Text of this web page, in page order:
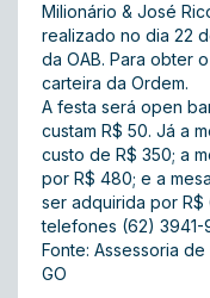
Milionário & José
realizado no dia 22
da OAB. Para obter
carteira da Ordem.
A festa será open
custam R$ 50. Já a
custo de R$ 350; a
por R$ 480; e a
ser adquirida por
telefones (62) 3941-
Fonte: Assessoria
GO